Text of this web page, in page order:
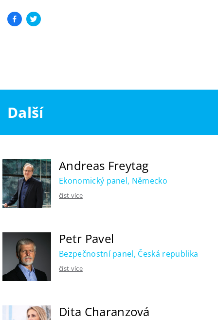
Další
Andreas Freytag
Ekonomický panel, Německo
číst více
Petr Pavel
Bezpečnostní panel, Česká republika
číst více
Dita Charanzová